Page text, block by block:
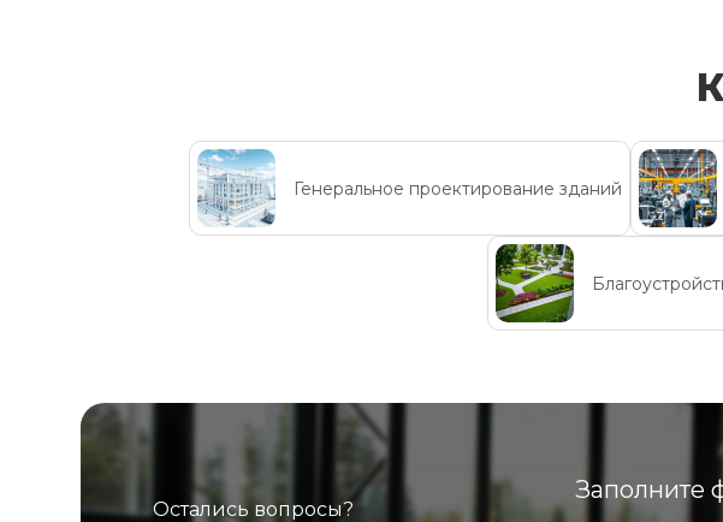
Генеральное проектирование зданий
Остались вопросы?
Заполните